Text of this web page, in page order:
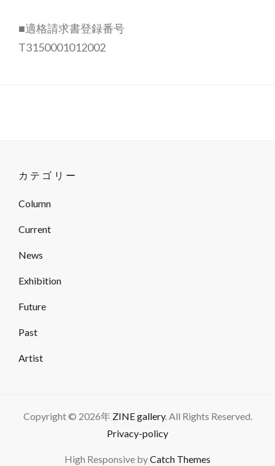
■適格請求書登録番号
T3150001012002
カテゴリー
Column
Current
News
Exhibition
Future
Past
Artist
Copyright © 2026年 ZINE gallery. All Rights Reserved.
Privacy-policy
High Responsive byCatch Themes